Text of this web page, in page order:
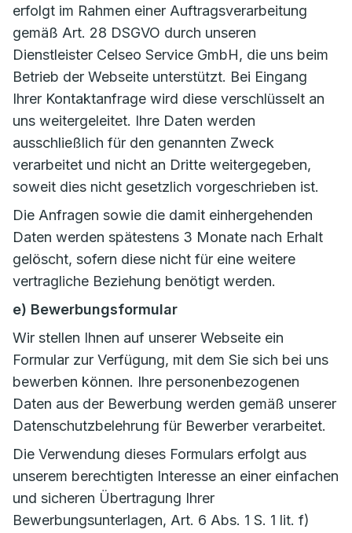
erfolgt im Rahmen einer Auftragsverarbeitung
gemäß Art. 28 DSGVO durch unseren
Dienstleister Celseo Service GmbH, die uns beim
Betrieb der Webseite unterstützt. Bei Eingang
Ihrer Kontaktanfrage wird diese verschlüsselt an
uns weitergeleitet. Ihre Daten werden
ausschließlich für den genannten Zweck
verarbeitet und nicht an Dritte weitergegeben,
soweit dies nicht gesetzlich vorgeschrieben ist.
Die Anfragen sowie die damit einhergehenden
Daten werden spätestens 3 Monate nach Erhalt
gelöscht, sofern diese nicht für eine weitere
vertragliche Beziehung benötigt werden.
e) Bewerbungsformular
Wir stellen Ihnen auf unserer Webseite ein
Formular zur Verfügung, mit dem Sie sich bei uns
bewerben können. Ihre personenbezogenen
Daten aus der Bewerbung werden gemäß unserer
Datenschutzbelehrung für Bewerber verarbeitet.
Die Verwendung dieses Formulars erfolgt aus
unserem berechtigten Interesse an einer einfachen
und sicheren Übertragung Ihrer
Bewerbungsunterlagen, Art. 6 Abs. 1 S. 1 lit. f)